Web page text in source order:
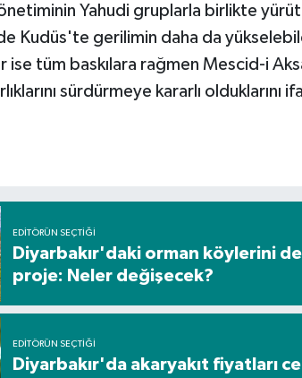
Yahudi gruplarla birlikte
Kudüs'te gerilimin daha da
ise tüm baskılara rağmen Mescid-i
sürdürmeye kararlı olduklarını
EDITÖRÜN SEÇTIĞI
Diyarbakır'daki orman köylerini
proje: Neler değişecek?
EDITÖRÜN SEÇTIĞI
Diyarbakır'da akaryakıt fiyatları